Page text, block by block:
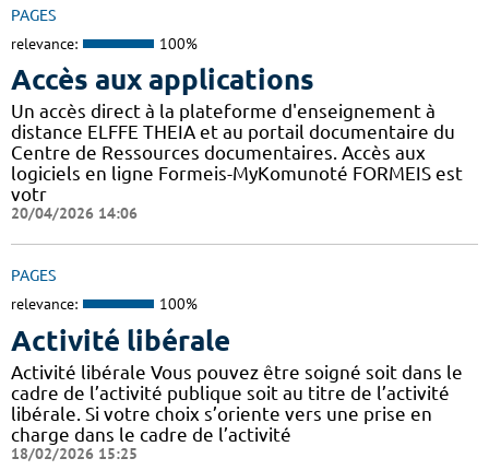
PAGES
relevance: 100%
Accès aux applications
Un accès direct à la plateforme d'enseignement à
distance ELFFE THEIA et au portail documentaire du
Centre de Ressources documentaires. Accès aux
logiciels en ligne Formeis-MyKomunoté FORMEIS est
votr
20/04/2026 14:06
PAGES
relevance: 100%
Activité libérale
Activité libérale Vous pouvez être soigné soit dans le
cadre de l’activité publique soit au titre de l’activité
libérale. Si votre choix s’oriente vers une prise en
charge dans le cadre de l’activité
18/02/2026 15:25